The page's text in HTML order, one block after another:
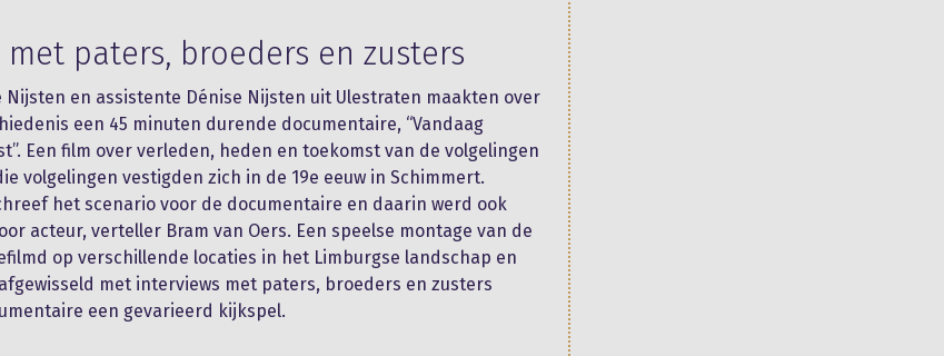
paters, broeders en zusters
Nijsten en assistente Dénise Nijsten uit Ulestraten maakten over
een 45 minuten durende documentaire, “Vandaag
Een film over verleden, heden en toekomst van de volgelingen
volgelingen vestigden zich in de 19e eeuw in Schimmert.
het scenario voor de documentaire en daarin werd ook
acteur, verteller Bram van Oers. Een speelse montage van de
op verschillende locaties in het Limburgse landschap en
met interviews met paters, broeders en zusters
een gevarieerd kijkspel.